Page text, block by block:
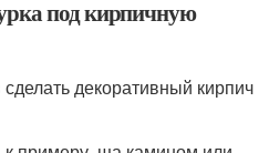
под кирпичную
декоративный кирпич